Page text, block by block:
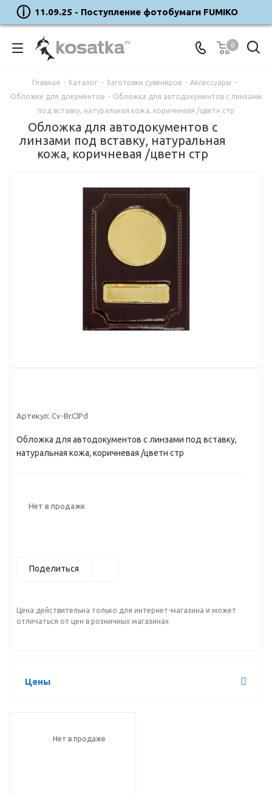
11.09.25 - Поступление фотобумаги FUMIKO
0
Главная - Каталог - Заготовки сувениров - Аксессуары -
Обложки для документов - Обложка для автодокументов с линзами
под вставку, натуральная кожа, коричневая /цветн стр
Обложка для автодокументов с
линзами под вставку, натуральная
кожа, коричневая /цветн стр
Артикул: Cv-BrClPd
Обложка для автодокументов с линзами под вставку,
натуральная кожа, коричневая /цветн стр
Нет в продаже
Поделиться
Цена действительна только для интернет-магазина и может
отличаться от цен в розничных магазинах
Цены
Нет в продаже